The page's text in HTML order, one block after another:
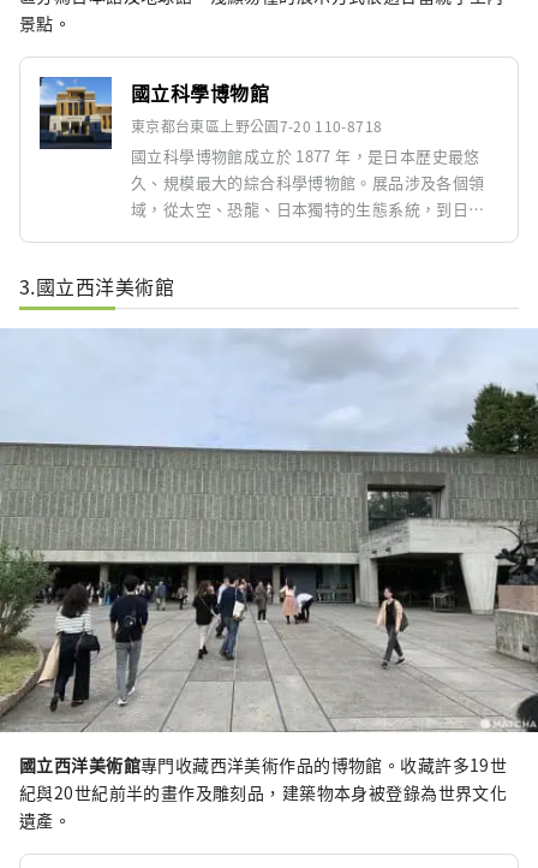
景點。
國立科學博物館
東京都台東區上野公園7-20 110-8718
國立科學博物館成立於 1877 年，是日本歷史最悠
久、規模最大的綜合科學博物館。展品涉及各個領
域，從太空、恐龍、日本獨特的生態系統，到日本
價值。
3.國立西洋美術館
國立西洋美術館專門收藏西洋美術作品的博物館。收藏許多19世
紀與20世紀前半的畫作及雕刻品，建築物本身被登錄為世界文化
遺產。